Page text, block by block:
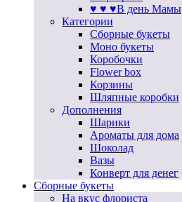
♥ ♥ ♥В день Мамы
Категории
Сборные букеты
Моно букеты
Коробочки
Flower box
Корзины
Шляпные коробки
Дополнения
Шарики
Ароматы для дома
Шоколад
Вазы
Конверт для денег
Сборные букеты
На вкус флориста